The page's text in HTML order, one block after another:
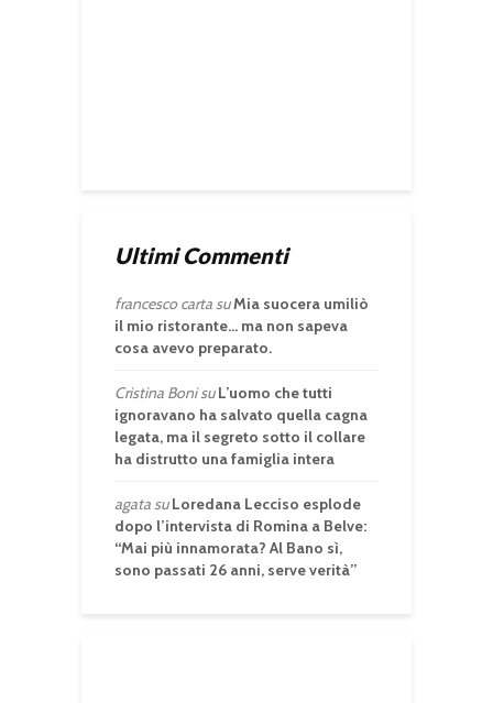
Ultimi Commenti
francesco cartasuMia suocera umiliò
il mio ristorante… ma non sapeva
cosa avevo preparato.
Cristina BonisuL’uomo che tutti
ignoravano ha salvato quella cagna
legata, ma il segreto sotto il collare
ha distrutto una famiglia intera
agatasuLoredana Lecciso esplode
dopo l’intervista di Romina a Belve:
“Mai più innamorata? Al Bano sì,
sono passati 26 anni, serve verità”